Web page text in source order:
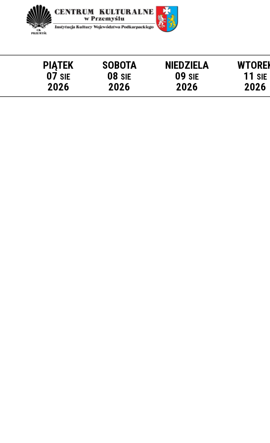
PIĄTEK
07 SIE
2026
SOBOTA
08 SIE
2026
NIEDZIELA
09 SIE
2026
11 SIE
2026